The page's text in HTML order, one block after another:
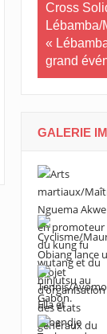
Cross
Lébamba/
«
grand
GALERIE